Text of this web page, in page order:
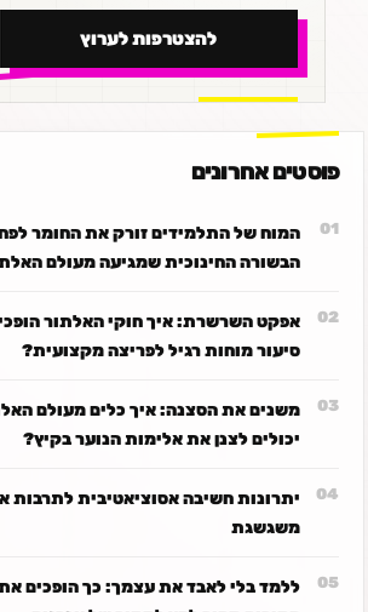
להצטרפות לערוץ
פוסטים אחרונים
המוח של התלמידים זורק את החומר
הבשורה החינוכית שמגיעה מעולם
אפקט השרשרת: איך חוקי האלתור
סיעור מוחות רגיל לפריצה מקצועית?
משנים את הסצנה: איך כלים מעולם
יכולים לצנן את אלימות הנוער בקיץ?
יתרונות חשיבה אסוציאטיבית לתרבות
משגשגת
ללמד בלי לאבד את עצמך: כך הופכים